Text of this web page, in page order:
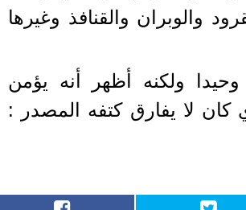
والوبران والقنافذ وغيرها
ولكنه أظهر أنه يؤمن
كان لا يفارق كتفه المصدر :